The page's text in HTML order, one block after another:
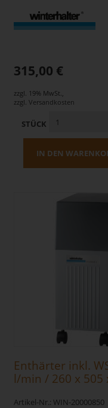
315,00 €
zzgl. 19% MwSt.,
zzgl.Versandkosten
STÜCK
IN DEN
Enthärter inkl.
l/min / 260 x 505
Artikel-Nr.: WIN-20000850